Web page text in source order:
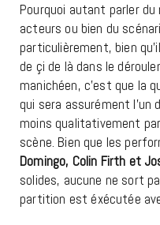
Pourquoi autant parler
acteurs ou bien du
particulièrement, bien
de çi de là dans le
manichéen, c’est que la
qui sera assurément l’un
moins qualitativement
scène. Bien que les
Domingo, Colin Firth et
solides, aucune ne sort
partition est éxécutée